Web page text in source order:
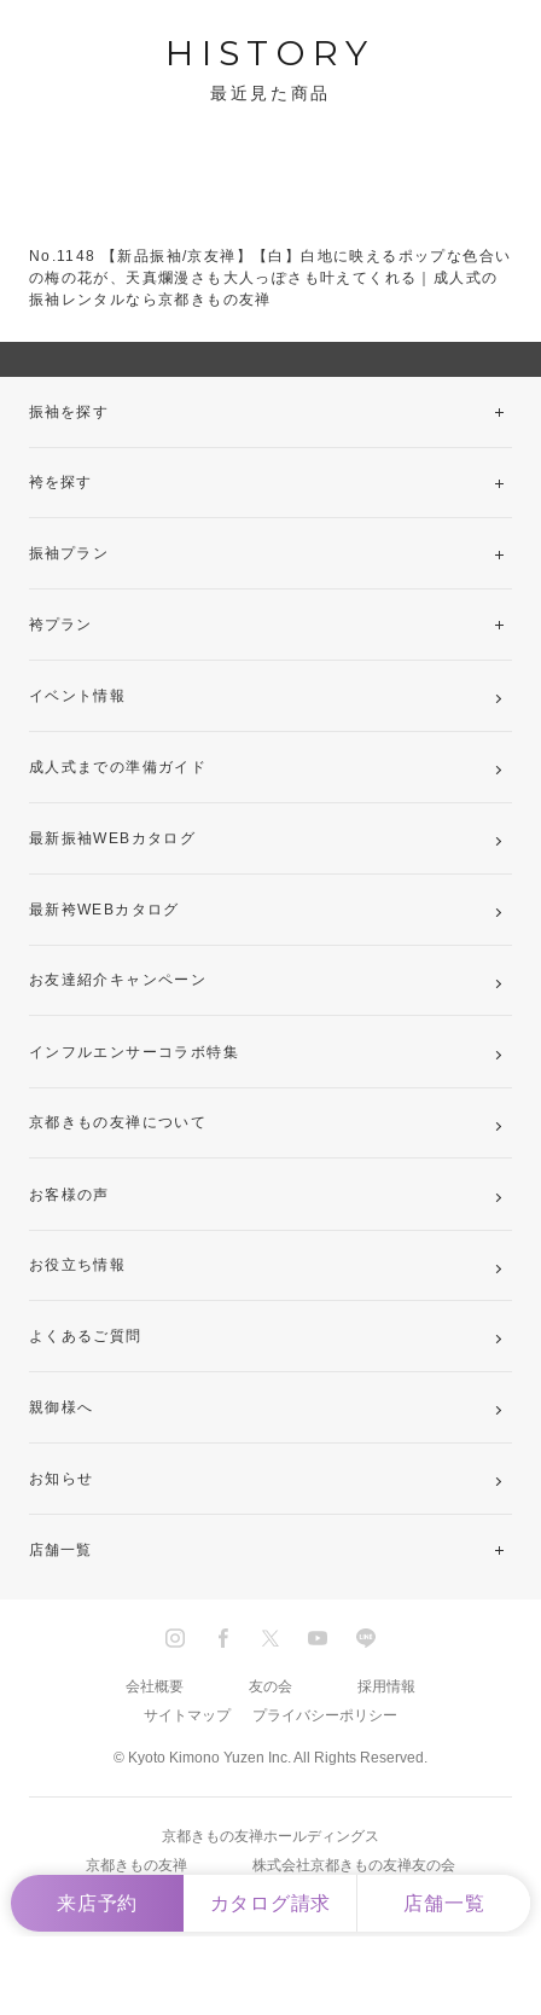
HISTORY
最近見た商品
No.1148 【新品振袖/京友禅】【白】白地に映えるポップな色合い
の梅の花が、天真爛漫さも大人っぽさも叶えてくれる｜成人式の
振袖レンタルなら京都きもの友禅
来店予約 カタログ請求 店舗一覧
振袖を探す
袴を探す
振袖プラン
レンタルプラン
袴プラン
卒業袴レンタルプラン
イベント情報
成人式までの準備ガイド
最新振袖WEBカタログ
最新袴WEBカタログ
お友達紹介キャンペーン
インフルエンサーコラボ特集
京都きもの友禅について
お客様の声
お役立ち情報
よくあるご質問
親御様へ
お知らせ
店舗一覧
九州
© Kyoto Kimono Yuzen Inc. All Rights Reserved.
会社概要 友の会
採用情報
サイトマップ
プライバシーポリシー
京都きもの友禅ホールディングス
京都きもの友禅
株式会社京都きもの友禅友の会